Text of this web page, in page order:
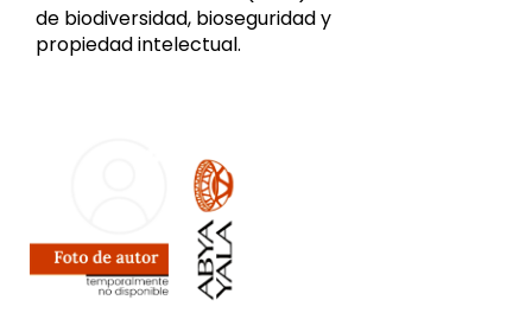
de biodiversidad, bioseguridad y
propiedad intelectual.